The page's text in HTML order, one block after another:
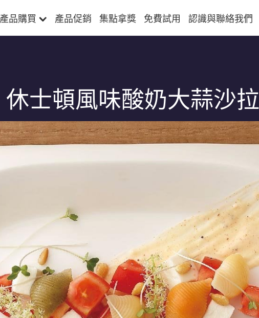
產品購買 產品促銷 集點拿獎 免費試用 認識與聯絡我們
休士頓風味酸奶大蒜沙拉